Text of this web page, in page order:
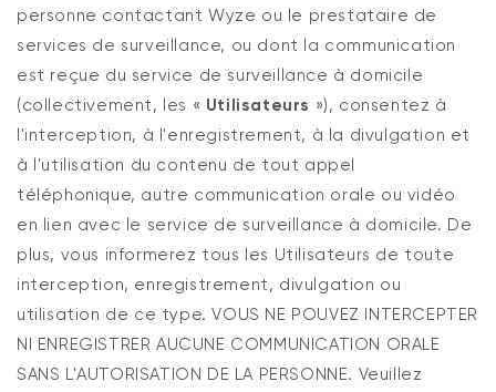
personne contactant Wyze ou le prestataire de
services de surveillance, ou dont la communication
est reçue du service de surveillance à domicile
(collectivement, les « Utilisateurs »), consentez à
l'interception, à l'enregistrement, à la divulgation et
à l'utilisation du contenu de tout appel
téléphonique, autre communication orale ou vidéo
en lien avec le service de surveillance à domicile. De
plus, vous informerez tous les Utilisateurs de toute
interception, enregistrement, divulgation ou
utilisation de ce type. VOUS NE POUVEZ INTERCEPTER
NI ENREGISTRER AUCUNE COMMUNICATION ORALE
SANS L'AUTORISATION DE LA PERSONNE. Veuillez